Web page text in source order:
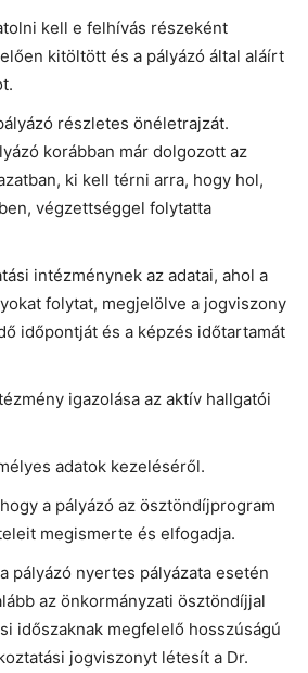
kell e felhívás részeként
kitöltött és a pályázó által aláírt
részletes önéletrajzát.
korábban már dolgozott az
ki kell térni arra, hogy hol,
végzettséggel folytatta
intézménynek az adatai, ahol a
folytat, megjelölve a jogviszony
időpontját és a képzés időtartamát
igazolása az aktív hallgatói
adatok kezeléséről.
a pályázó az ösztöndíjprogram
megismerte és elfogadja.
pályázó nyertes pályázata esetén
az önkormányzati ösztöndíjjal
időszaknak megfelelő hosszúságú
jogviszonyt létesít a Dr.